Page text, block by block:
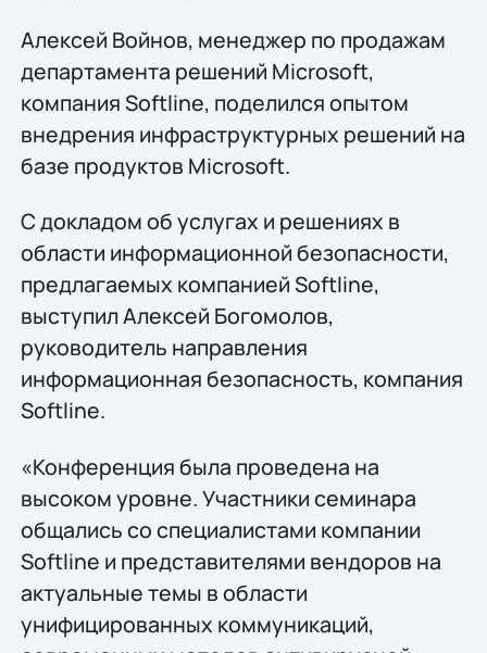
Алексей Войнов, менеджер по продажам
департамента решений Microsoft,
компания Softline, поделился опытом
внедрения инфраструктурных решений на
базе продуктов Microsoft.
С докладом об услугах и решениях в
области информационной безопасности,
предлагаемых компанией Softline,
выступил Алексей Богомолов,
руководитель направления
информационная безопасность, компания
Softline.
«Конференция была проведена на
высоком уровне. Участники семинара
общались со специалистами компании
Softline и представителями вендоров на
актуальные темы в области
унифицированных коммуникаций,